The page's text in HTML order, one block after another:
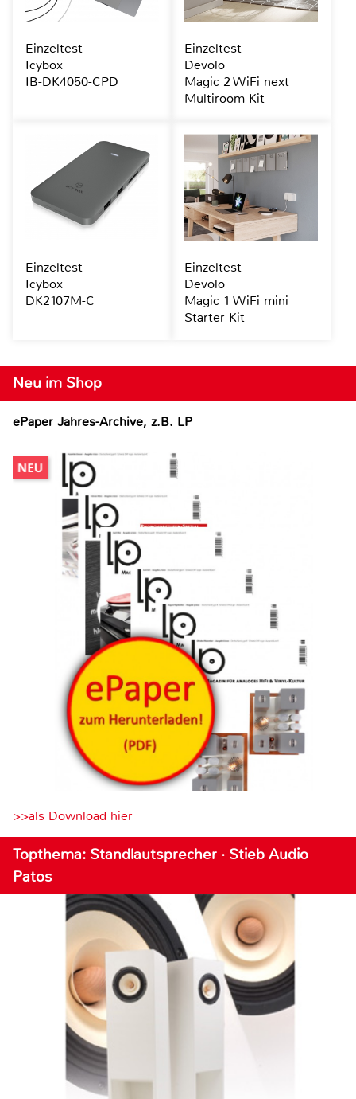
Neu im Shop
ePaper Jahres-Archive, z.B. LP
>>als Download hier
Topthema: Standlautsprecher · Stieb Audio
Patos
Einzeltest
Icybox
IB-DK4050-CPD
Einzeltest
Devolo
Magic 2 WiFi next
Multiroom Kit
Einzeltest
Icybox
DK2107M-C
Einzeltest
Devolo
Magic 1 WiFi mini
Starter Kit